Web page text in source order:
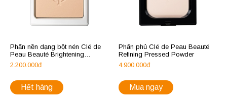
Phấn nền dạng bột nén Clé de
Peau Beauté Brightening
Powder Foundation
2.200.000đ
Hết hàng
Phấn phủ Clé de Peau Beauté
Refining Pressed Powder
4.900.000đ
Mua ngay